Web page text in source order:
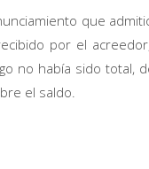
que
por el
no había sido total,
el saldo.